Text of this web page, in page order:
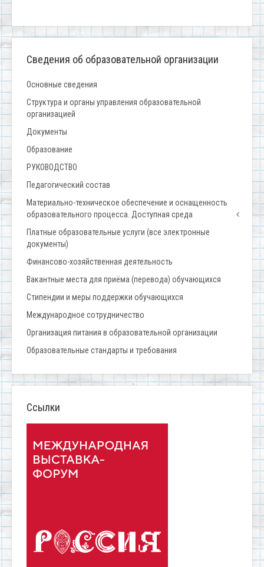
Сведения об образовательной организации
Основные сведения
Структура и органы управления образовательной
организацией
Документы
Образование
РУКОВОДСТВО
Педагогический состав
Материально-техническое обеспечение и оснащенность
образовательного процесса. Доступная среда
Платные образовательные услуги (все электронные
документы)
Финансово-хозяйственная деятельность
Вакантные места для приёма (перевода) обучающихся
Стипендии и меры поддержки обучающихся
Международное сотрудничество
Организация питания в образовательной организации
Образовательные стандарты и требования
Ссылки